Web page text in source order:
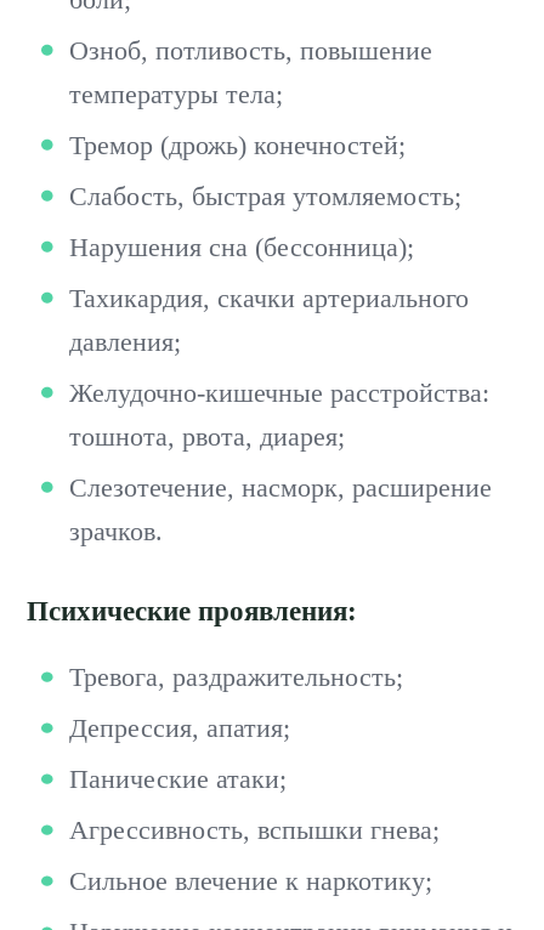
Озноб, потливость, повышение
температуры тела;
Тремор (дрожь) конечностей;
Слабость, быстрая утомляемость;
Нарушения сна (бессонница);
Тахикардия, скачки артериального
давления;
Желудочно-кишечные расстройства:
тошнота, рвота, диарея;
Слезотечение, насморк, расширение
зрачков.
Психические проявления:
Тревога, раздражительность;
Депрессия, апатия;
Панические атаки;
Агрессивность, вспышки гнева;
Сильное влечение к наркотику;